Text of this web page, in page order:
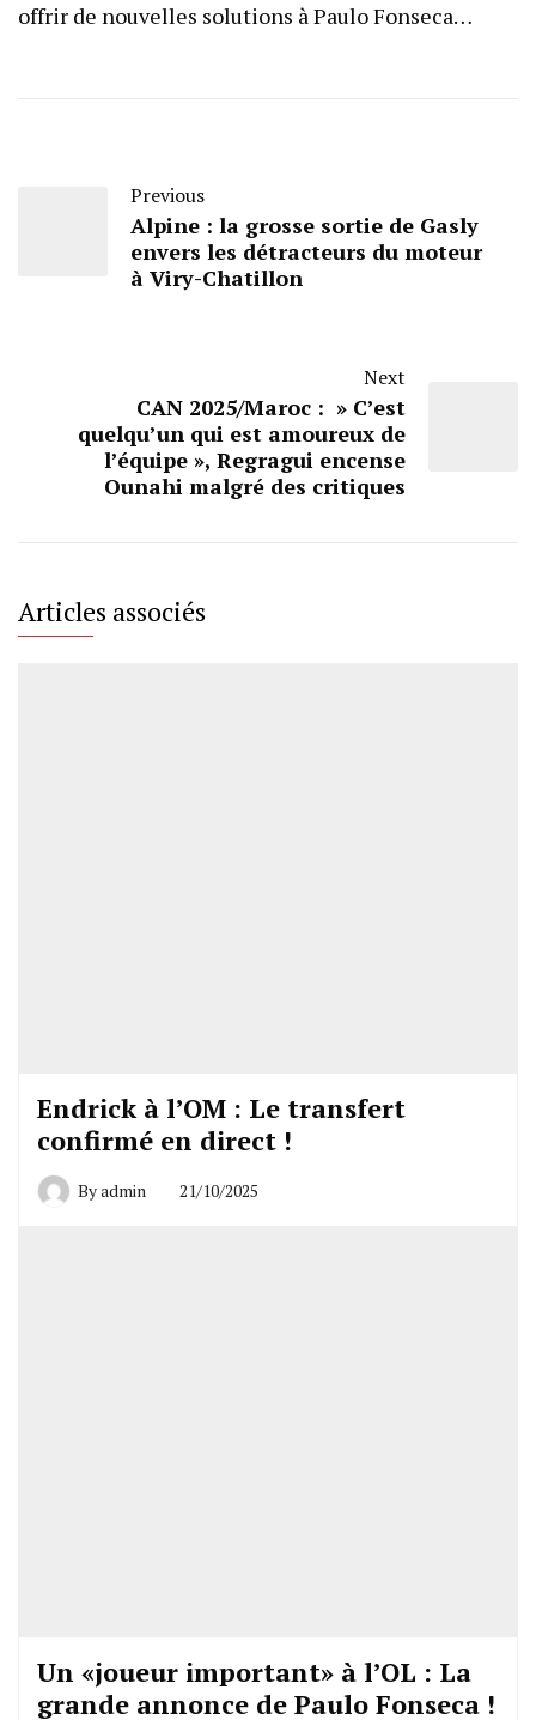
offrir de nouvelles solutions à Paulo Fonseca…
Previous
Alpine : la grosse sortie de Gasly
envers les détracteurs du moteur
à Viry-Chatillon
Next
CAN 2025/Maroc : » C’est
quelqu’un qui est amoureux de
l’équipe », Regragui encense
Ounahi malgré des critiques
Articles associés
Endrick à l’OM : Le transfert
confirmé en direct !
Byadmin 21/10/2025
Un «joueur important» à l’OL : La
grande annonce de Paulo Fonseca !